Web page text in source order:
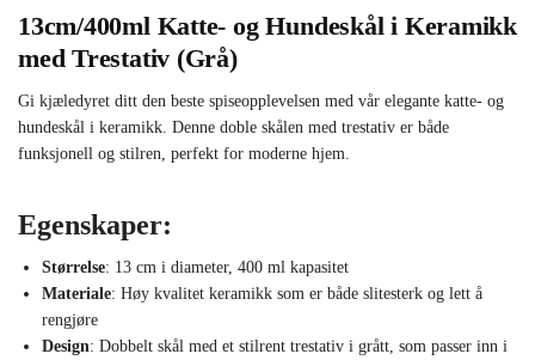
13cm/400ml Katte- og Hundeskål i Keramikk
med Trestativ (Grå)
Gi kjæledyret ditt den beste spiseopplevelsen med vår elegante katte- og
hundeskål i keramikk. Denne doble skålen med trestativ er både
funksjonell og stilren, perfekt for moderne hjem.
Egenskaper:
Størrelse: 13 cm i diameter, 400 ml kapasitet
Materiale: Høy kvalitet keramikk som er både slitesterk og lett å
rengjøre
Design: Dobbelt skål med et stilrent trestativ i grått, som passer inn i